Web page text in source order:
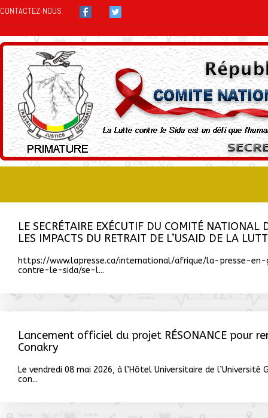
CONTACTEZ-NOUS
LE SECRÉTAIRE EXÉCUTIF DU COMITÉ
LES IMPACTS DU RETRAIT DE L’USAID DE LA
https://www.lapresse.ca/international/afrique/la-presse-
contre-le-sida/se-l...
Lancement officiel du projet RÉSONANCE pour
Conakry
Le vendredi 08 mai 2026, à l’Hôtel Universitaire de
con...